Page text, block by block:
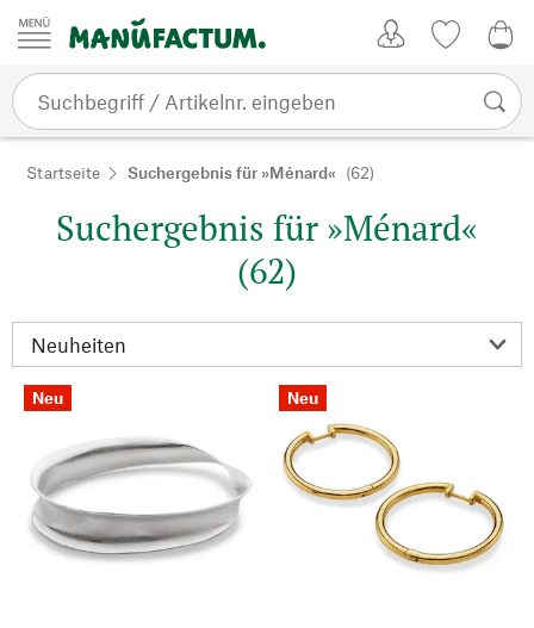
Zum Inhalt springen
Startseite Suchergebnis für »Ménard« (62)
Suchergebnis für »Ménard«
(62)
Neu Neu